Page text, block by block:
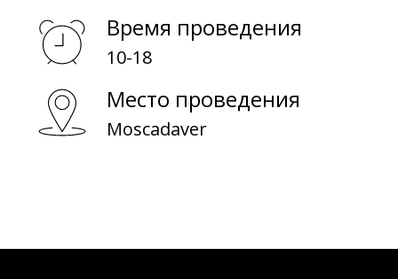
Время проведения
10-18
Место проведения
Moscadaver